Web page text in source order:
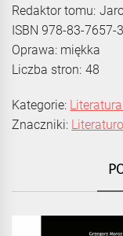
Redaktor tomu:
ISBN 978-83-7657-
Oprawa: miękka
Liczba stron: 48
Kategorie:
Znaczniki: